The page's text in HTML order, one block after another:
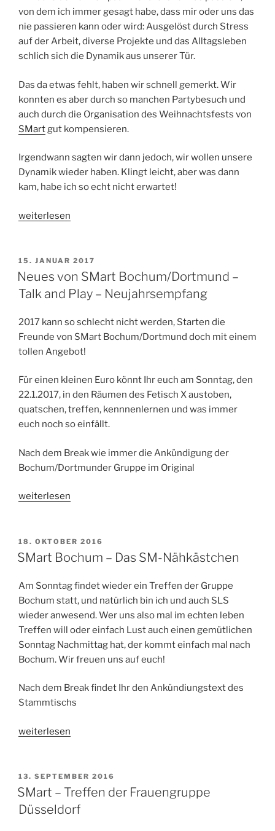
Medien“
von dem ich immer gesagt habe, dass mir oder uns das
nie passieren kann oder wird: Ausgelöst durch Stress
auf der Arbeit, diverse Projekte und das Alltagsleben
schlich sich die Dynamik aus unserer Tür.
Das da etwas fehlt, haben wir schnell gemerkt. Wir
konnten es aber durch so manchen Partybesuch und
auch durch die Organisation des Weihnachtsfests von
SMart gut kompensieren.
Irgendwann sagten wir dann jedoch, wir wollen unsere
Dynamik wieder haben. Klingt leicht, aber was dann
kam, habe ich so echt nicht erwartet!
„24/7
Dynamik
…
die
weiterlesen
VERÖFFENTLICHT
AM
15. JANUAR 2017
Neues von SMart Bochum/Dortmund –
Talk and Play – Neujahrsempfang
2017 kann so schlecht nicht werden, Starten die
Freunde von SMart Bochum/Dortmund doch mit einem
tollen Angebot!
Für einen kleinen Euro könnt Ihr euch am Sonntag, den
22.1.2017, in den Räumen des Fetisch X austoben,
quatschen, treffen, kennnenlernen und was immer
euch noch so einfällt.
Nach dem Break wie immer die Ankündigung der
Bochum/Dortmunder Gruppe im Original
„Neues
Bochum/Dortmund
–
and
Play
–
Neujahrsempfang“
weiterlesen
VERÖFFENTLICHT
AM
18. OKTOBER 2016
SMart Bochum – Das SM-Nähkästchen
Am Sonntag findet wieder ein Treffen der Gruppe
Bochum statt, und natürlich bin ich und auch SLS
wieder anwesend. Wer uns also mal im echten leben
Treffen will oder einfach Lust auch einen gemütlichen
Sonntag Nachmittag hat, der kommt einfach mal nach
Bochum. Wir freuen uns auf euch!
Nach dem Break findet Ihr den Ankündiungstext des
Stammtischs
„SMart
Das
SM-
Nähkästchen“
weiterlesen
VERÖFFENTLICHT
AM
13. SEPTEMBER 2016
SMart – Treffen der Frauengruppe
Düsseldorf